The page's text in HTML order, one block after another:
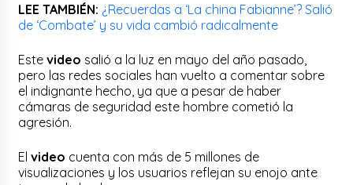
LEE TAMBIÉN: ¿Recuerdas a ‘La china Fabianne’? Salió
de ‘Combate’ y su vida cambió radicalmente
Estevideo salió a la luz en mayo del año pasado,
pero las redes sociales han vuelto a comentar sobre
el indignante hecho, ya que a pesar de haber
cámaras de seguridad este hombre cometió la
agresión.
Elvideo cuenta con más de 5 millones de
visualizaciones y los usuarios reflejan su enojo ante